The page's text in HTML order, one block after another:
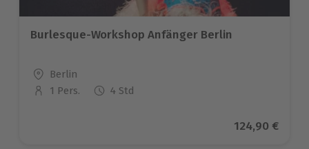
Burlesque-Workshop Anfänger Berlin
Standort
Berlin
Anzahl der Teilnehmer
1 Pers. 4 Std
Aktueller
124,90 €